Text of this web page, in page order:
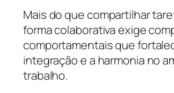
Mais do que compartilhar
forma colaborativa exige
comportamentais que
integração e a harmonia no
trabalho.